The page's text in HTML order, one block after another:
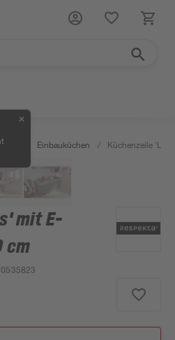
✕
Einbauküchen / Küchenzeile
mit E-
cm